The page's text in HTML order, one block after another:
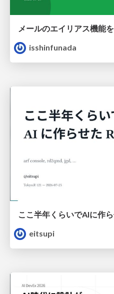
メールのエイリアス機能
isshinfunada
ここ半年くらいでAIに作
eitsupi